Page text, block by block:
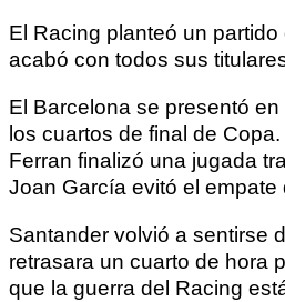
El Racing planteó un
acabó con todos sus
El Barcelona se presentó
los cuartos de final de
Ferran finalizó una jugada
Joan García evitó el
Santander volvió a sentirse
retrasara un cuarto de hora
que la guerra del Racing